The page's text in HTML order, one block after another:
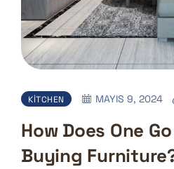
KITCHEN MAYIS 9, 2024
How Does One
Buying